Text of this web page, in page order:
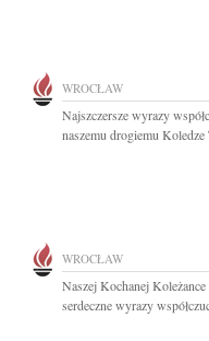
WROCŁAW
Najszczersze wyrazy
naszemu drogiemu Koledze
WROCŁAW
Naszej Kochanej
serdeczne wyrazy